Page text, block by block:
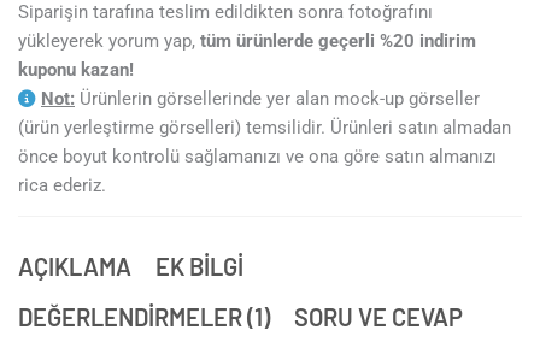
Siparişin tarafına teslim edildikten sonra fotoğrafını
yükleyerek yorum yap, tüm ürünlerde geçerli %20 indirim
kuponu kazan!
Not: Ürünlerin görsellerinde yer alan mock-up görseller
(ürün yerleştirme görselleri) temsilidir. Ürünleri satın almadan
önce boyut kontrolü sağlamanızı ve ona göre satın almanızı
rica ederiz.
AÇIKLAMA
EK BILGI
DEĞERLENDIRMELER (1)
SORU VE CEVAP